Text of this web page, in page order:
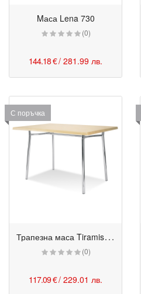
Mаса Lena 730
(0)
144.18 €/ 281.99 лв.
С поръчка
Т
рапезна маса Tiramisu Duo
(0)
117.09 €/ 229.01 лв.